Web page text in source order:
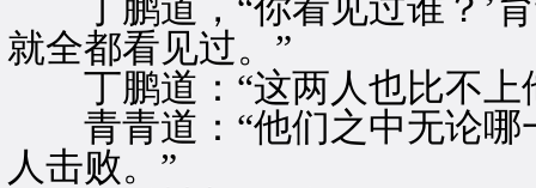
丁鹏道，“你看见过谁？’育
就全都看见过。”
丁鹏道：“这两人也比不上
青青道：“他们之中无论哪
人击败。”